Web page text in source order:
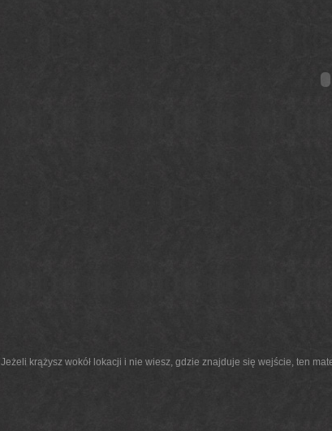
Jeżeli krążysz wokół lokacji i nie wiesz, gdzie znajduje się wejście, ten